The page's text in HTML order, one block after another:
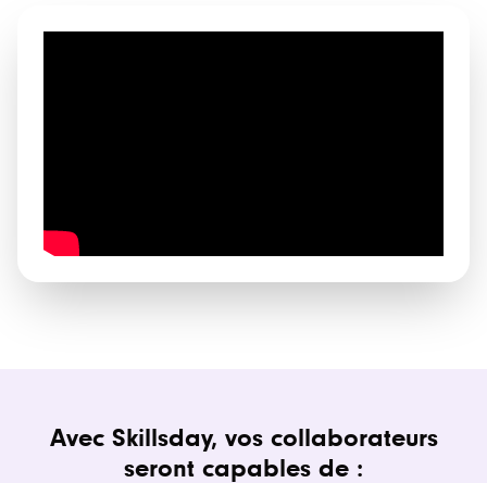
Avec Skillsday, vos collaborateurs
seront capables de :